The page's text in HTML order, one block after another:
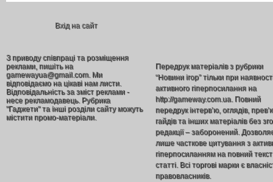
Вхід на сайт
З приводу співпраці та розміщення
реклами, пишіть на
gamewayua@gmail.com. Ми
відповідаємо на цікаві нам листи.
Відповідальність за зміст реклами -
несе рекламодавець. Рубрика
"Гаджети" та інші розділи сайту можуть
містити промо-матеріали.
Передрук матеріалів з рубрики
“Новини ігор” тільки при
активного гіперпосилання на
http://gameway.com.ua. Повний
передрук інтерв’ю, оглядів,
гайдів та інших матеріалів без
редакції – заборонений.
лише часткове цитування з
гіперпосиланням на повний текст
статті. Всі торгові марки є
правовласників.